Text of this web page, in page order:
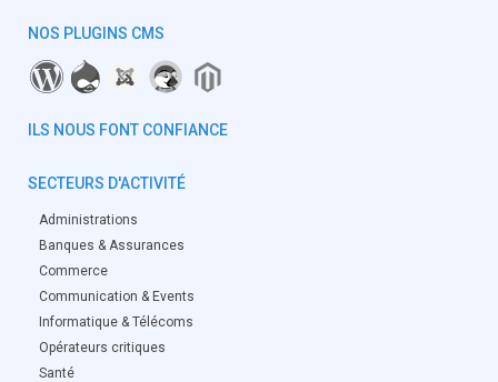
NOS PLUGINS CMS
ILS NOUS FONT CONFIANCE
SECTEURS D'ACTIVITÉ
Administrations
Banques & Assurances
Commerce
Communication & Events
Informatique & Télécoms
Opérateurs critiques
Santé